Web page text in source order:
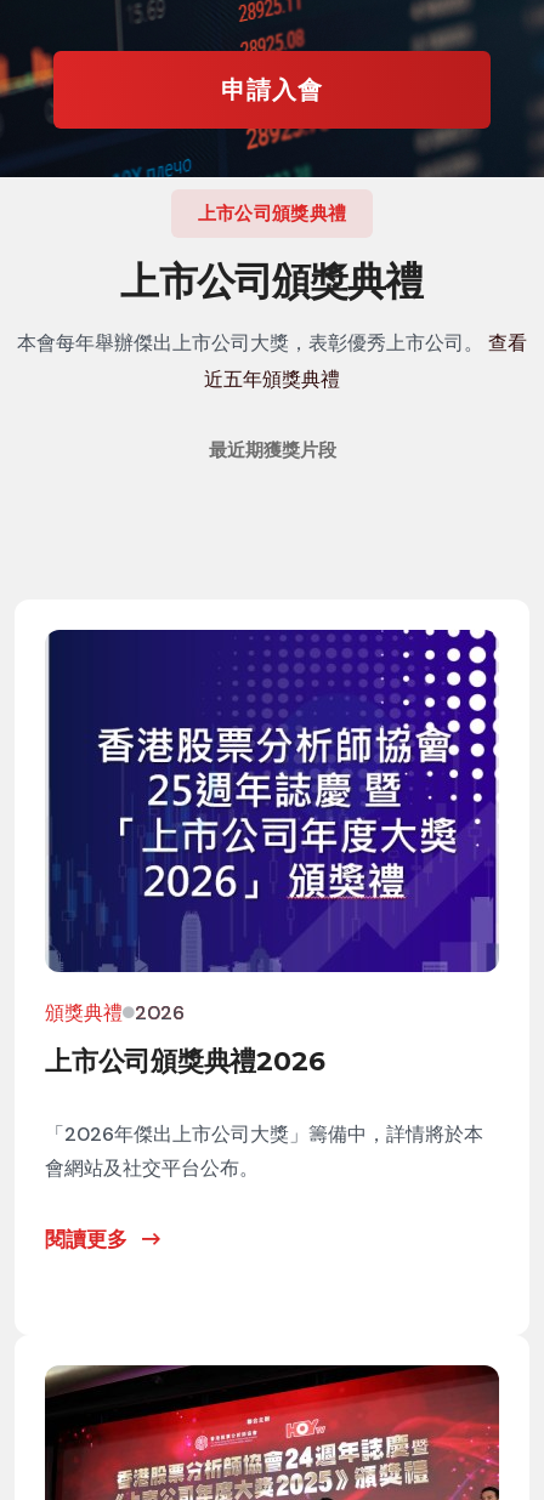
申請入會
上市公司頒獎典禮
上市公司頒獎典禮
本會每年舉辦傑出上市公司大獎，表彰優秀上市公司。 查看
近五年頒獎典禮
最近期獲獎片段
頒獎典禮 2026
上市公司頒獎典禮2026
「2026年傑出上市公司大獎」籌備中，詳情將於本
會網站及社交平台公布。
閱讀更多